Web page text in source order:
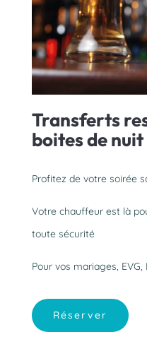
Transferts
boites de nuit
Profitez de votre soirée
Votre chauffeur est là
toute sécurité
Pour vos mariages, EVG,
Réserver